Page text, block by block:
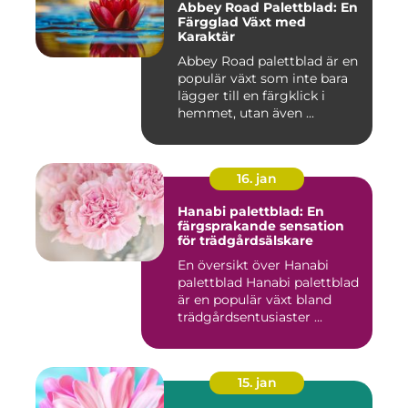
Abbey Road Palettblad: En
Färgglad Växt med
Karaktär
Abbey Road palettblad är en
populär växt som inte bara
lägger till en färgklick i
hemmet, utan även ...
16. jan
Hanabi palettblad: En
färgsprakande sensation
för trädgårdsälskare
En översikt över Hanabi
palettblad Hanabi palettblad
är en populär växt bland
trädgårdsentusiaster ...
15. jan